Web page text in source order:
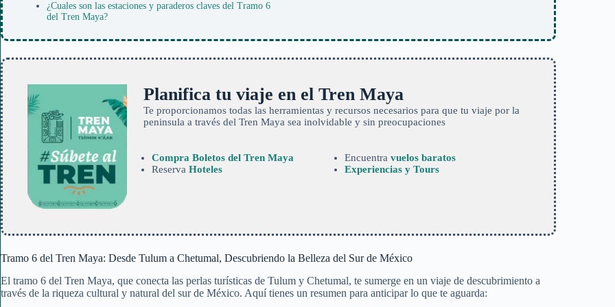
¿Cuales son las estaciones y paraderos claves del Tramo 6
del Tren Maya?
Planifica tu viaje en el Tren Maya
Te proporcionamos todas las herramientas y recursos necesarios para que tu viaje por la
peninsula a través del Tren Maya sea inolvidable y sin preocupaciones
Compra Boletos del Tren Maya
ReservaHoteles
Encuentravuelos baratos
Experiencias y Tours
Tramo 6 del Tren Maya: Desde Tulum a Chetumal, Descubriendo la Belleza del Sur de México
El tramo 6 del Tren Maya, que conecta las perlas turísticas de Tulum y Chetumal, te sumerge en un viaje de descubrimiento a
través de la riqueza cultural y natural del sur de México. Aquí tienes un resumen para anticipar lo que te aguarda: